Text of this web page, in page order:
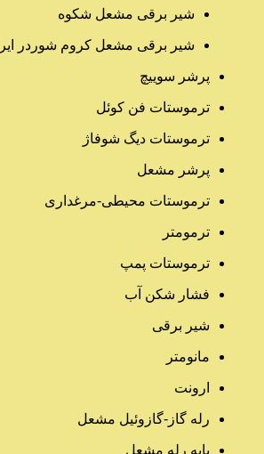
شیر برقی مشعل شکوه
شیر برقی مشعل کروم شوردر
پرشر سوییچ
ترموستات فن کوئل
ترموستات دیگ شوفاژ
پرشر مشعل
ترموستات محیطی-مرغداری
ترمومتر
ترموستات پمپ
فشار شکن آب
شیر برقی
مانومتر
ارونت
رله گاز-گازوئیل مشعل
پایه رله مشعل